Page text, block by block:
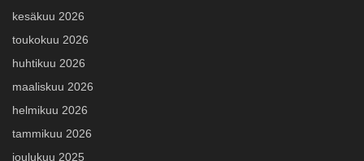
kesäkuu 2026
toukokuu 2026
huhtikuu 2026
maaliskuu 2026
helmikuu 2026
tammikuu 2026
joulukuu 2025